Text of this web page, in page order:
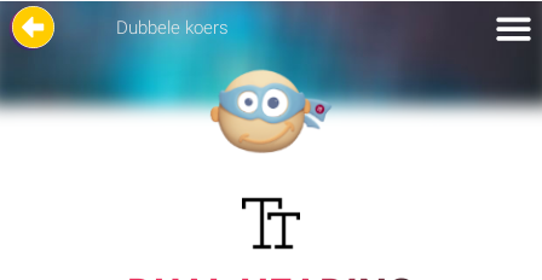
Dubbele koers